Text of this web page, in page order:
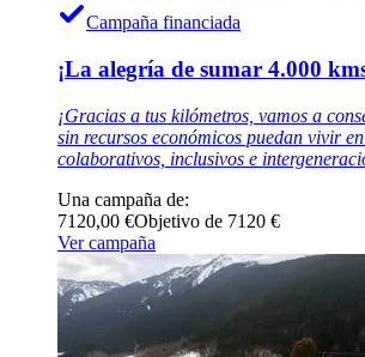
Campaña financiada
¡La alegría de sumar 4.000
¡Gracias a tus kilómetros, vamos a
sin recursos económicos puedan vivir
colaborativos, inclusivos e
Una campaña de:
7120,00 €Objetivo de 7120 €
Ver campaña